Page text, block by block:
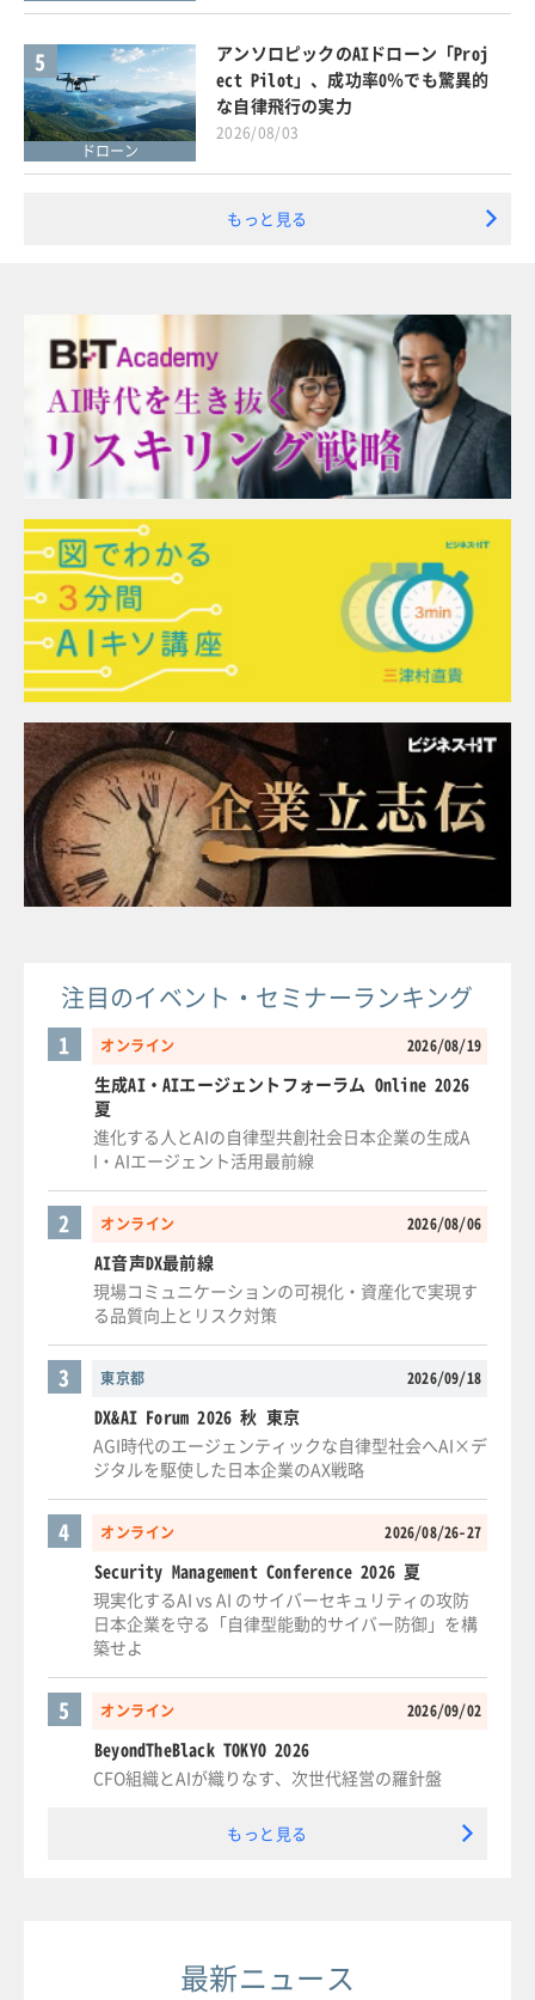
5
ドローン
アンソロピックのAIドローン「Proj
ect Pilot」、成功率0％でも驚異的
な自律飛行の実力
2026/08/03
もっと見る
注目のイベント・セミナーランキング
オンライン 2026/08/19
1
生成AI・AIエージェントフォーラム Online 2026
夏
進化する人とAIの自律型共創社会日本企業の生成A
I・AIエージェント活用最前線
オンライン 2026/08/06
2
AI音声DX最前線
現場コミュニケーションの可視化・資産化で実現す
る品質向上とリスク対策
東京都 2026/09/18
3
DX&AI Forum 2026 秋 東京
AGI時代のエージェンティックな自律型社会へAI×デ
ジタルを駆使した日本企業のAX戦略
オンライン 2026/08/26-27
4
Security Management Conference 2026 夏
現実化するAI vs AI のサイバーセキュリティの攻防
日本企業を守る「自律型能動的サイバー防御」を構
築せよ
オンライン 2026/09/02
5
BeyondTheBlack TOKYO 2026
CFO組織とAIが織りなす、次世代経営の羅針盤
もっと見る
最新ニュース